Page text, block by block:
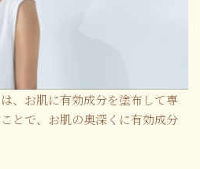
、お肌に有効成分を塗布して専
とで、お肌の奥深くに有効成分